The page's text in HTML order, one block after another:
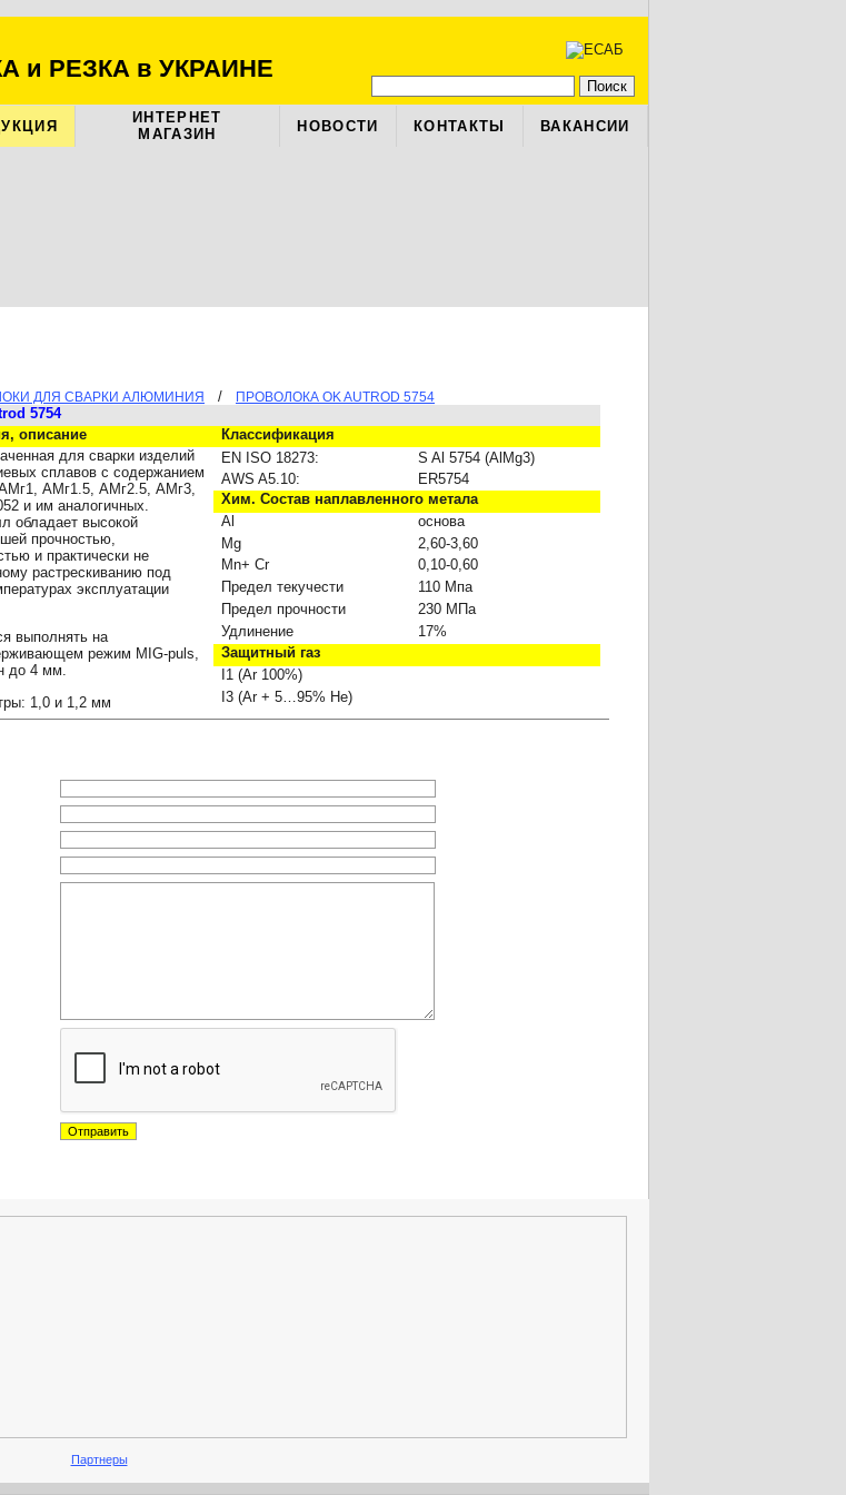
ИНТЕРНЕТ
МАГАЗИН
НОВОСТИ КОНТАКТЫ ВАКАНСИИ
ДЛЯ СВАРКИ АЛЮМИНИЯ / ПРОВОЛОКА OK AUTROD 5754
5754
описание
Классификация
для сварки изделий
сплавов с содержанием
АМг1, АМг1.5, АМг2.5, АМг3,
и им аналогичных.
обладает высокой
прочностью,
и практически не
растрескиванию под
эксплуатации
выполнять на
режим MIG-puls,
до 4 мм.
1,0 и 1,2 мм
EN ISO 18273:
S Al 5754 (AlMg3)
AWS A5.10:
ER5754
Хим. Состав наплавленного метала
Al
основа
Mg
2,60-3,60
Mn+ Cr
0,10-0,60
Предел текучести
110Мпа
Предел прочности
230 МПа
Удлинение
17%
Защитный газ
I1 (Ar 100%)
I3 (Ar + 5…95% He)
Партнеры